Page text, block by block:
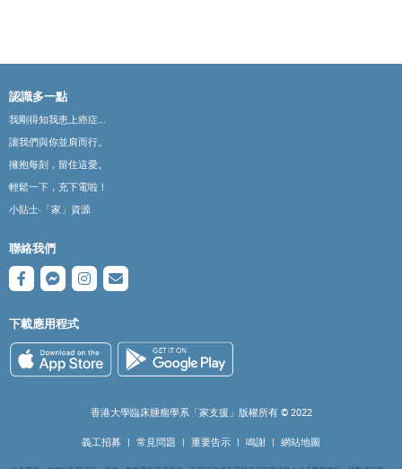
認識多一點
我剛得知我患上癌症...
讓我們與你並肩而行。
擁抱每刻，留住這愛。
輕鬆一下，充下電啦！
小貼士‧「家」資源
聯絡我們
下載應用程式
香港大學臨床腫瘤學系「家支援」版權所有 ©️ 2022
義工招募 | 常見問題 | 重要告示 | 鳴謝 | 網站地圖